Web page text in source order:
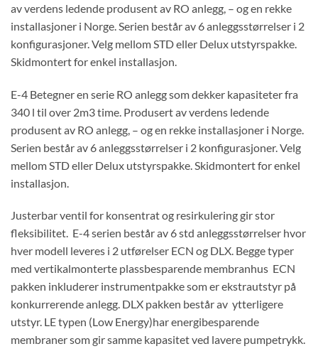
av verdens ledende produsent av RO anlegg, – og en rekke
installasjoner i Norge. Serien består av 6 anleggsstørrelser i 2
konfigurasjoner. Velg mellom STD eller Delux utstyrspakke.
Skidmontert for enkel installasjon.
E-4 Betegner en serie RO anlegg som dekker kapasiteter fra
340 l til over 2m3 time. Produsert av verdens ledende
produsent av RO anlegg, – og en rekke installasjoner i Norge.
Serien består av 6 anleggsstørrelser i 2 konfigurasjoner. Velg
mellom STD eller Delux utstyrspakke. Skidmontert for enkel
installasjon.
Justerbar ventil for konsentrat og resirkulering gir stor
fleksibilitet. E-4 serien består av 6 std anleggsstørrelser hvor
hver modell leveres i 2 utførelser ECN og DLX. Begge typer
med vertikalmonterte plassbesparende membranhus ECN
pakken inkluderer instrumentpakke som er ekstrautstyr på
konkurrerende anlegg. DLX pakken består av ytterligere
utstyr. LE typen (Low Energy)har energibesparende
membraner som gir samme kapasitet ved lavere pumpetrykk.